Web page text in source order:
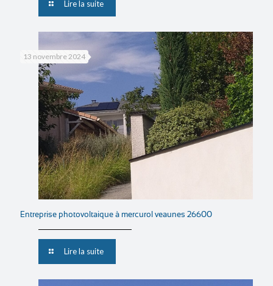
Lire la suite
13 novembre 2024
Entreprise photovoltaique à mercurol veaunes 26600
Lire la suite